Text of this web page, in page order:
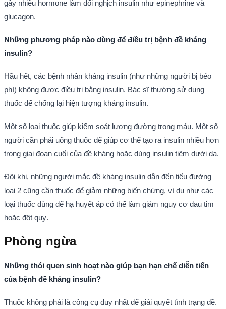
gây nhiễu hormone làm đối nghịch insulin như epinephrine và
glucagon.
Những phương pháp nào dùng để điều trị bệnh đề kháng
insulin?
Hầu hết, các bệnh nhân kháng insulin (như những người bị béo
phì) không được điều trị bằng insulin. Bác sĩ thường sử dụng
thuốc để chống lại hiện tượng kháng insulin.
Một số loại thuốc giúp kiểm soát lượng đường trong máu. Một số
người cần phải uống thuốc để giúp cơ thể tạo ra insulin nhiều hơn
trong giai đoạn cuối của đề kháng hoặc dùng insulin tiêm dưới da.
Đôi khi, những người mắc đề kháng insulin dẫn đến tiểu đường
loại 2 cũng cần thuốc để giảm những biến chứng, ví dụ như các
loại thuốc dùng để hạ huyết áp có thể làm giảm nguy cơ đau tim
hoặc đột quỵ.
Phòng ngừa
Những thói quen sinh hoạt nào giúp bạn hạn chế diễn tiến
của bệnh đề kháng insulin?
Thuốc không phải là công cụ duy nhất để giải quyết tình trạng đề.